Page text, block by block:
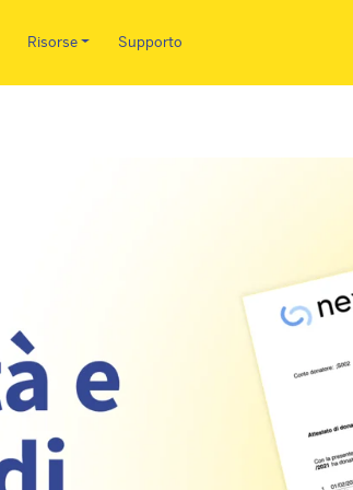
Risorse Supporto